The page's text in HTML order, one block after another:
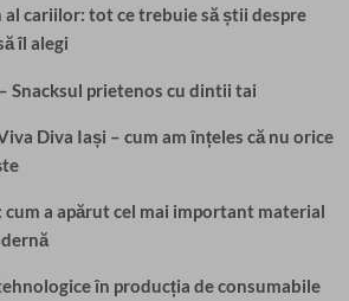
cariilor: tot ce trebuie să știi despre
îl alegi
Snacksul prietenos cu dintii tai
Diva Iași – cum am înțeles că nu orice
a apărut cel mai important material
în producția de consumabile